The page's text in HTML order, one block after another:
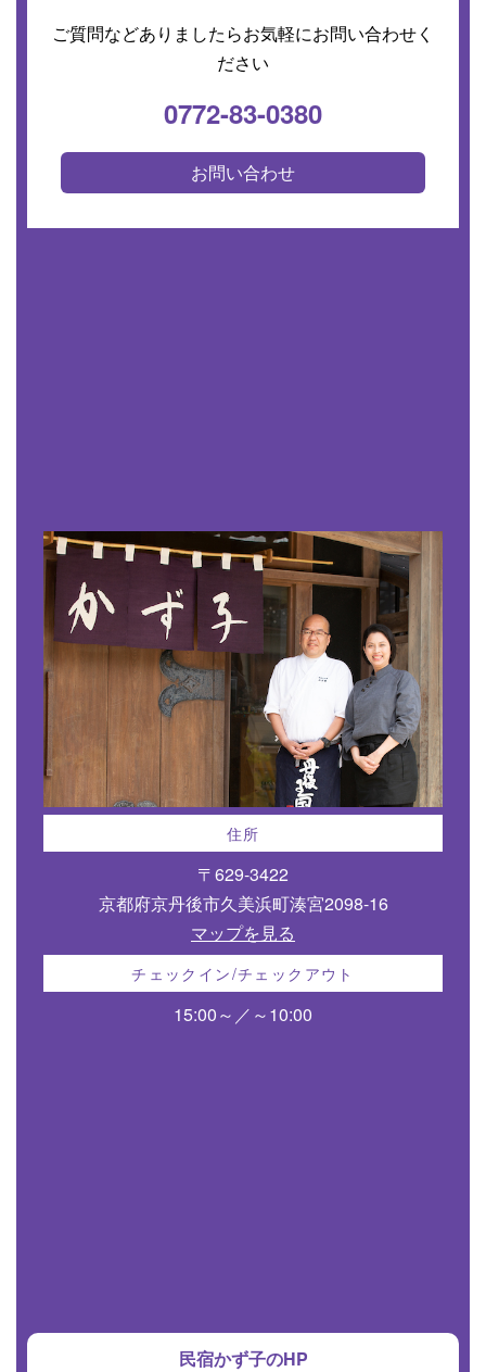
ご質問などありましたらお気軽にお問い合わせく
ださい
0772-83-0380
お問い合わせ
住所
〒629-3422
京都府京丹後市久美浜町湊宮2098-16
マップを見る
チェックイン/チェックアウト
15:00～／～10:00
民宿かず子のHP